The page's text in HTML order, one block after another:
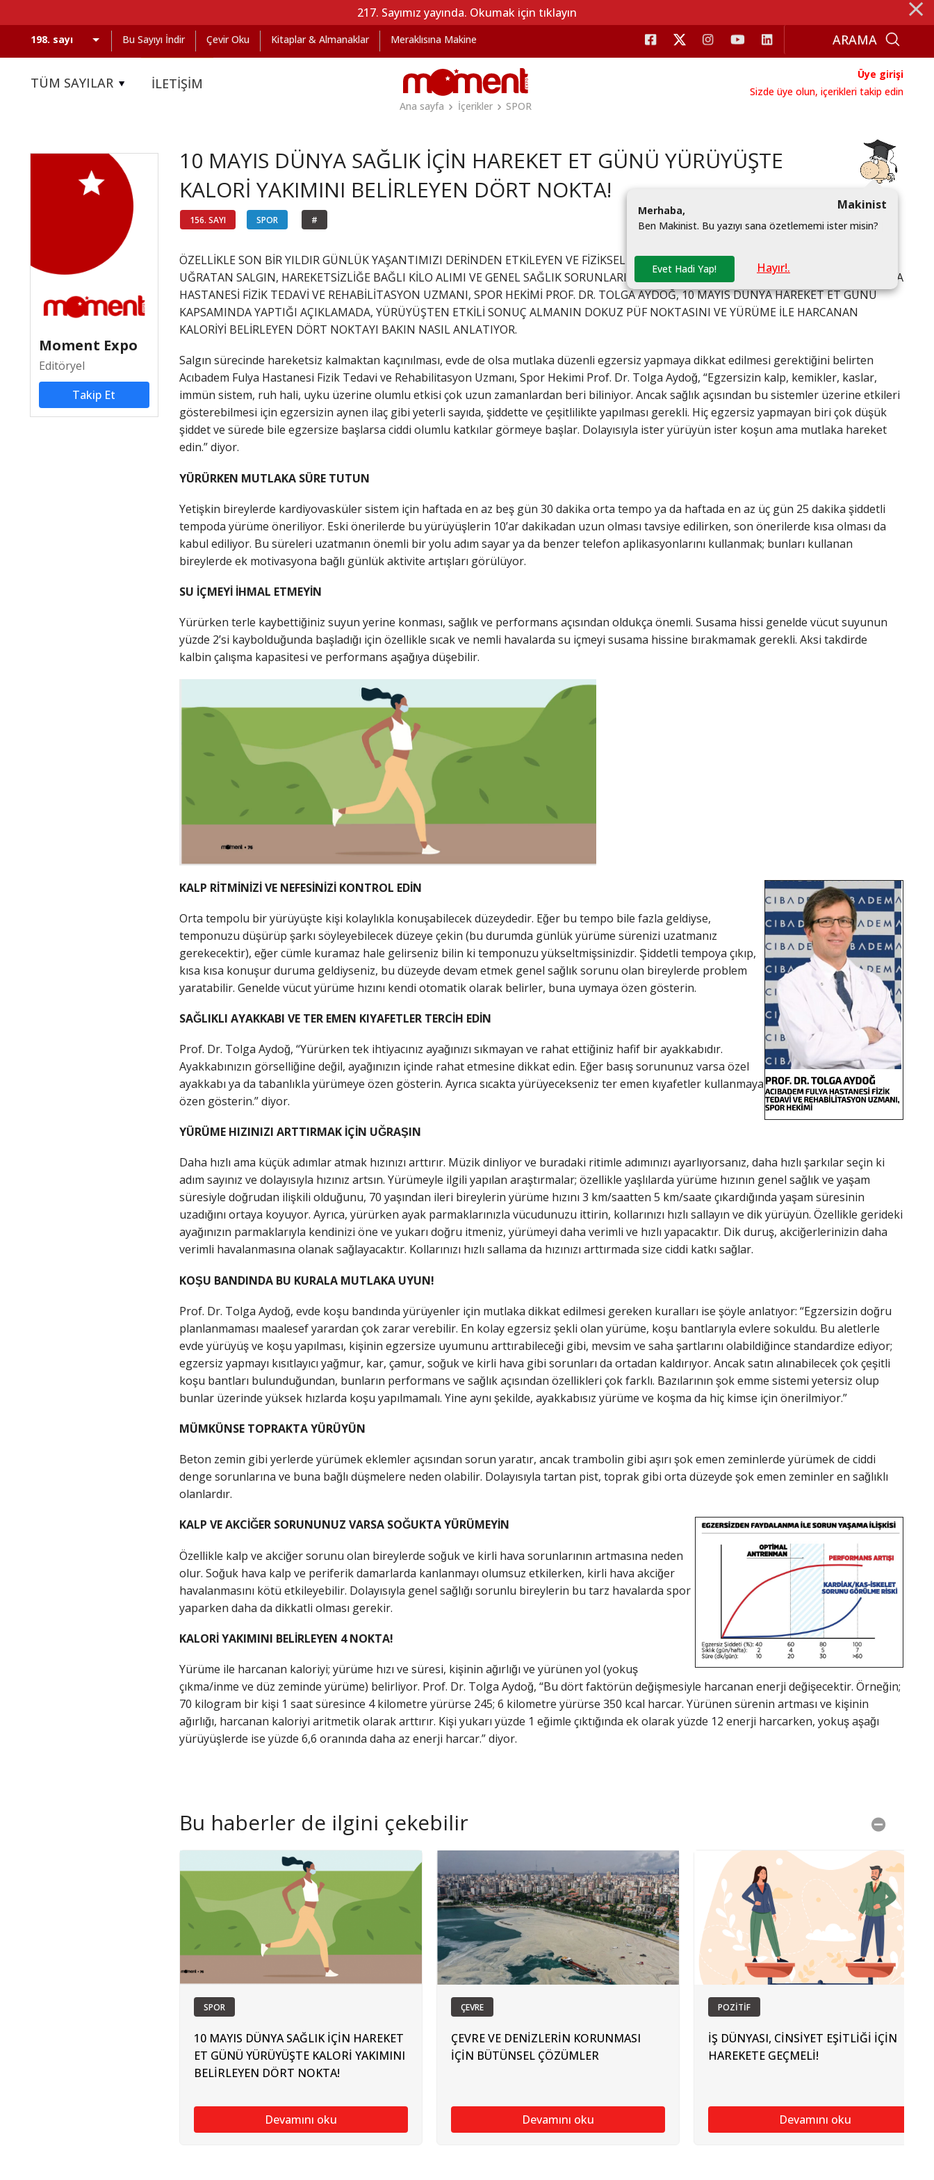
217. Sayımız yayında. Okumak için tıklayın ⨯
Bu Sayıyı İndir Çevir Oku Kitaplar & Almanaklar Meraklısına Makine
TÜM SAYILAR İLETİŞİM
Üye girişi
Sizde üye olun, içerikleri takip edin
Ana sayfa
İçerikler SPOR
Moment Expo
Editöryel
Takip Et
10 MAYIS DÜNYA SAĞLIK İÇİN HAREKET ET GÜNÜ YÜRÜYÜŞTE
KALORİ YAKIMINI BELİRLEYEN DÖRT NOKTA!
156. SAYI SPOR #
Makinist
Merhaba,
Ben Makinist. Bu yazıyı sana özetlememi ister misin?
Evet Hadi Yap! Hayır!.
ÖZELLİKLE SON BİR YILDIR GÜNLÜK YAŞANTIMIZI DERİNDEN ETKİLEYEN VE FİZİKSEL AKTİVİTELERİMİZİ BÜYÜK ÖLÇÜDE KESİNTİYE
UĞRATAN SALGIN, HAREKETSİZLİĞE BAĞLI KİLO ALIMI VE GENEL SAĞLIK SORUNLARI İÇİN YÜKSEK RİSK OLUŞTURUYOR. ACIBADEM FULYA
HASTANESİ FİZİK TEDAVİ VE REHABİLİTASYON UZMANI, SPOR HEKİMİ PROF. DR. TOLGA AYDOĞ, 10 MAYIS DÜNYA HAREKET ET GÜNÜ
KAPSAMINDA YAPTIĞI AÇIKLAMADA, YÜRÜYÜŞTEN ETKİLİ SONUÇ ALMANIN DOKUZ PÜF NOKTASINI VE YÜRÜME İLE HARCANAN
KALORİYİ BELİRLEYEN DÖRT NOKTAYI BAKIN NASIL ANLATIYOR.
Salgın sürecinde hareketsiz kalmaktan kaçınılması, evde de olsa mutlaka düzenli egzersiz yapmaya dikkat edilmesi gerektiğini belirten
Acıbadem Fulya Hastanesi Fizik Tedavi ve Rehabilitasyon Uzmanı, Spor Hekimi Prof. Dr. Tolga Aydoğ, “Egzersizin kalp, kemikler, kaslar,
immün sistem, ruh hali, uyku üzerine olumlu etkisi çok uzun zamanlardan beri biliniyor. Ancak sağlık açısından bu sistemler üzerine etkileri
gösterebilmesi için egzersizin aynen ilaç gibi yeterli sayıda, şiddette ve çeşitlilikte yapılması gerekli. Hiç egzersiz yapmayan biri çok düşük
şiddet ve sürede bile egzersize başlarsa ciddi olumlu katkılar görmeye başlar. Dolayısıyla ister yürüyün ister koşun ama mutlaka hareket
edin.” diyor.
YÜRÜRKEN MUTLAKA SÜRE TUTUN
Yetişkin bireylerde kardiyovasküler sistem için haftada en az beş gün 30 dakika orta tempo ya da haftada en az üç gün 25 dakika şiddetli
tempoda yürüme öneriliyor. Eski önerilerde bu yürüyüşlerin 10’ar dakikadan uzun olması tavsiye edilirken, son önerilerde kısa olması da
kabul ediliyor. Bu süreleri uzatmanın önemli bir yolu adım sayar ya da benzer telefon aplikasyonlarını kullanmak; bunları kullanan
bireylerde ek motivasyona bağlı günlük aktivite artışları görülüyor.
SU İÇMEYİ İHMAL ETMEYİN
Yürürken terle kaybettiğiniz suyun yerine konması, sağlık ve performans açısından oldukça önemli. Susama hissi genelde vücut suyunun
yüzde 2’si kaybolduğunda başladığı için özellikle sıcak ve nemli havalarda su içmeyi susama hissine bırakmamak gerekli. Aksi takdirde
kalbin çalışma kapasitesi ve performans aşağıya düşebilir.
KALP RİTMİNİZİ VE NEFESİNİZİ KONTROL EDİN
Orta tempolu bir yürüyüşte kişi kolaylıkla konuşabilecek düzeydedir. Eğer bu tempo bile fazla geldiyse,
temponuzu düşürüp şarkı söyleyebilecek düzeye çekin (bu durumda günlük yürüme sürenizi uzatmanız
gerekecektir), eğer cümle kuramaz hale gelirseniz bilin ki temponuzu yükseltmişsinizdir. Şiddetli tempoya çıkıp,
kısa kısa konuşur duruma geldiyseniz, bu düzeyde devam etmek genel sağlık sorunu olan bireylerde problem
yaratabilir. Genelde vücut yürüme hızını kendi otomatik olarak belirler, buna uymaya özen gösterin.
SAĞLIKLI AYAKKABI VE TER EMEN KIYAFETLER TERCİH EDİN
Prof. Dr. Tolga Aydoğ, “Yürürken tek ihtiyacınız ayağınızı sıkmayan ve rahat ettiğiniz hafif bir ayakkabıdır.
Ayakkabınızın görselliğine değil, ayağınızın içinde rahat etmesine dikkat edin. Eğer basış sorununuz varsa özel
ayakkabı ya da tabanlıkla yürümeye özen gösterin. Ayrıca sıcakta yürüyecekseniz ter emen kıyafetler kullanmaya
özen gösterin.” diyor.
YÜRÜME HIZINIZI ARTTIRMAK İÇİN UĞRAŞIN
Daha hızlı ama küçük adımlar atmak hızınızı arttırır. Müzik dinliyor ve buradaki ritimle adımınızı ayarlıyorsanız, daha hızlı şarkılar seçin ki
adım sayınız ve dolayısıyla hızınız artsın. Yürümeyle ilgili yapılan araştırmalar; özellikle yaşlılarda yürüme hızının genel sağlık ve yaşam
süresiyle doğrudan ilişkili olduğunu, 70 yaşından ileri bireylerin yürüme hızını 3 km/saatten 5 km/saate çıkardığında yaşam süresinin
uzadığını ortaya koyuyor. Ayrıca, yürürken ayak parmaklarınızla vücudunuzu ittirin, kollarınızı hızlı sallayın ve dik yürüyün. Özellikle gerideki
ayağınızın parmaklarıyla kendinizi öne ve yukarı doğru itmeniz, yürümeyi daha verimli ve hızlı yapacaktır. Dik duruş, akciğerlerinizin daha
verimli havalanmasına olanak sağlayacaktır. Kollarınızı hızlı sallama da hızınızı arttırmada size ciddi katkı sağlar.
KOŞU BANDINDA BU KURALA MUTLAKA UYUN!
Prof. Dr. Tolga Aydoğ, evde koşu bandında yürüyenler için mutlaka dikkat edilmesi gereken kuralları ise şöyle anlatıyor: “Egzersizin doğru
planlanmaması maalesef yarardan çok zarar verebilir. En kolay egzersiz şekli olan yürüme, koşu bantlarıyla evlere sokuldu. Bu aletlerle
evde yürüyüş ve koşu yapılması, kişinin egzersize uyumunu arttırabileceği gibi, mevsim ve saha şartlarını olabildiğince standardize ediyor;
egzersiz yapmayı kısıtlayıcı yağmur, kar, çamur, soğuk ve kirli hava gibi sorunları da ortadan kaldırıyor. Ancak satın alınabilecek çok çeşitli
koşu bantları bulunduğundan, bunların performans ve sağlık açısından özellikleri çok farklı. Bazılarının şok emme sistemi yetersiz olup
bunlar üzerinde yüksek hızlarda koşu yapılmamalı. Yine aynı şekilde, ayakkabısız yürüme ve koşma da hiç kimse için önerilmiyor.”
MÜMKÜNSE TOPRAKTA YÜRÜYÜN
Beton zemin gibi yerlerde yürümek eklemler açısından sorun yaratır, ancak trambolin gibi aşırı şok emen zeminlerde yürümek de ciddi
denge sorunlarına ve buna bağlı düşmelere neden olabilir. Dolayısıyla tartan pist, toprak gibi orta düzeyde şok emen zeminler en sağlıklı
olanlardır.
KALP VE AKCİĞER SORUNUNUZ VARSA SOĞUKTA YÜRÜMEYİN
Özellikle kalp ve akciğer sorunu olan bireylerde soğuk ve kirli hava sorunlarının artmasına neden
olur. Soğuk hava kalp ve periferik damarlarda kanlanmayı olumsuz etkilerken, kirli hava akciğer
havalanmasını kötü etkileyebilir. Dolayısıyla genel sağlığı sorunlu bireylerin bu tarz havalarda spor
yaparken daha da dikkatli olması gerekir.
KALORİ YAKIMINI BELİRLEYEN 4 NOKTA!
Yürüme ile harcanan kaloriyi; yürüme hızı ve süresi, kişinin ağırlığı ve yürünen yol (yokuş
çıkma/inme ve düz zeminde yürüme) belirliyor. Prof. Dr. Tolga Aydoğ, “Bu dört faktörün değişmesiyle harcanan enerji değişecektir. Örneğin;
70 kilogram bir kişi 1 saat süresince 4 kilometre yürürse 245; 6 kilometre yürürse 350 kcal harcar. Yürünen sürenin artması ve kişinin
ağırlığı, harcanan kaloriyi aritmetik olarak arttırır. Kişi yukarı yüzde 1 eğimle çıktığında ek olarak yüzde 12 enerji harcarken, yokuş aşağı
yürüyüşlerde ise yüzde 6,6 oranında daha az enerji harcar.” diyor.
Bu haberler de ilgini çekebilir
SPOR
10 MAYIS DÜNYA SAĞLIK İÇİN HAREKET
ET GÜNÜ YÜRÜYÜŞTE KALORİ YAKIMINI
BELİRLEYEN DÖRT NOKTA!
Devamını oku
ÇEVRE
ÇEVRE VE DENİZLERİN KORUNMASI
İÇİN BÜTÜNSEL ÇÖZÜMLER
Devamını oku
POZİTİF
İŞ DÜNYASI, CİNSİYET EŞİTLİĞİ İÇİN
HAREKETE GEÇMELİ!
Devamını oku